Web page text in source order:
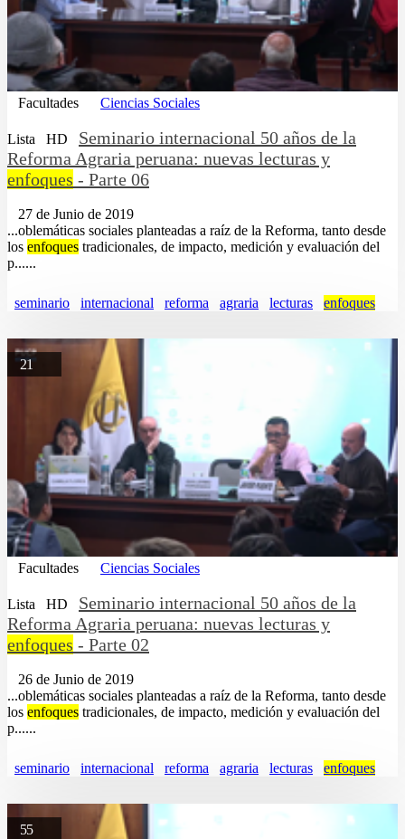
Facultades Ciencias Sociales
Lista HD
Seminario internacional 50 años de la
Reforma Agraria peruana: nuevas lecturas y
enfoques - Parte 06
27 de Junio de 2019
...oblemáticas sociales planteadas a raíz de la Reforma, tanto desde
los enfoques tradicionales, de impacto, medición y evaluación del
p......
seminario internacional reforma agraria lecturas enfoques
21
Facultades Ciencias Sociales
Lista HD
Seminario internacional 50 años de la
Reforma Agraria peruana: nuevas lecturas y
enfoques - Parte 02
26 de Junio de 2019
...oblemáticas sociales planteadas a raíz de la Reforma, tanto desde
los enfoques tradicionales, de impacto, medición y evaluación del
p......
seminario internacional reforma agraria lecturas enfoques
55